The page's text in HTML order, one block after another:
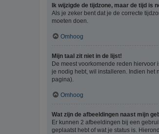
Ik wijzigde de tijdzone, maar de tijd is
Als je zeker bent dat je de correcte
moeten doen.
Omhoog
Mijn taal zit niet in de lijst!
De meest voorkomende reden
je nodig hebt, wil installeren. Indien het
pagina).
Omhoog
Wat zijn de afbeeldingen naast mijn
Er kunnen 2 afbeeldingen bij een
geplaatst hebt of wat je status is.